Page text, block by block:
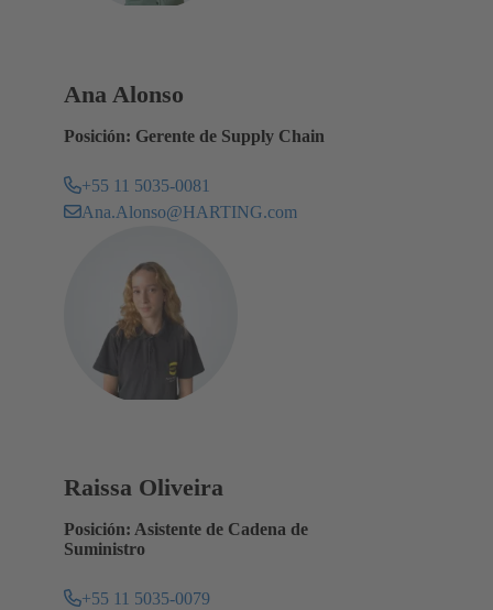
Ana Alonso
Posición: Gerente de Supply Chain
+55 11 5035-0081
Ana.Alonso@HARTING.com
Raissa Oliveira
Posición: Asistente de Cadena de
Suministro
+55 11 5035-0079